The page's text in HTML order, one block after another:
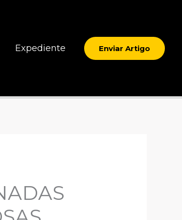
Expediente Enviar Artigo